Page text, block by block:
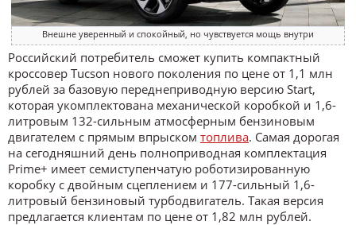
Внешне уверенный и спокойный, но чувствуется мощь внутри
Российский потребитель сможет купить компактный
кроссовер Tucson нового поколения по цене от 1,1 млн
рублей за базовую переднеприводную версию Start,
которая укомплектована механической коробкой и 1,6-
литровым 132-сильным атмосферным бензиновым
двигателем с прямым впрыском топлива. Самая дорогая
на сегодняшний день полноприводная комплектация
Prime+ имеет семиступенчатую роботизированную
коробку с двойным сцеплением и 177-сильный 1,6-
литровый бензиновый турбодвигатель. Такая версия
предлагается клиентам по цене от 1,82 млн рублей.